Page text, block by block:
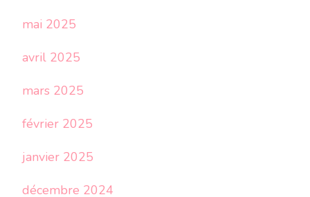
mai 2025
avril 2025
mars 2025
février 2025
janvier 2025
décembre 2024